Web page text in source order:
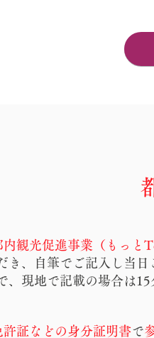
内観光促進事業（もっと
き、
自筆でご記入し 当日
、現地で記載の場合は15
許証などの身分証明書で